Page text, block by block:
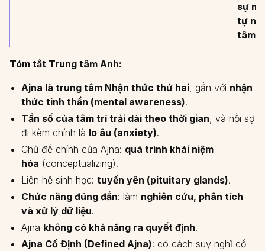
sự
tự
tâm
Tóm tắt Trung tâm Anh:
Ajna là trung tâm Nhận thức thứ hai, gắn với nhận
thức tinh thần (mental awareness).
Tần số của tâm trí trải dài theo thời gian, và nỗi sợ
đi kèm chính là lo âu (anxiety).
Chủ đề chính của Ajna: quá trình khái niệm
hóa (conceptualizing).
Liên hệ sinh học: tuyến yên (pituitary glands).
Chức năng đúng đắn: làm nghiên cứu, phân tích
và xử lý dữ liệu.
Ajna không có khả năng ra quyết định.
Ajna Cố Định (Defined Ajna): có cách suy nghĩ cố